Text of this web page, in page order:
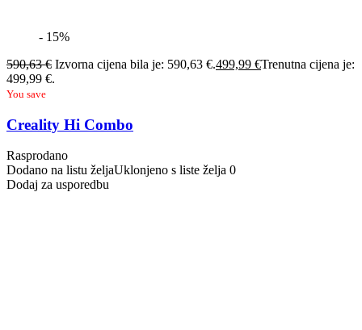
- 15%
590,63€ Izvorna cijena bila je: 590,63 €.499,99 €Trenutna cijena je:
499,99 €.
You save
Creality Hi Combo
Rasprodano
Dodano na listu željaUklonjeno s liste želja 0
Dodaj za usporedbu